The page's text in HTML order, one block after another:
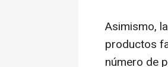
Asimismo,
productos
número de